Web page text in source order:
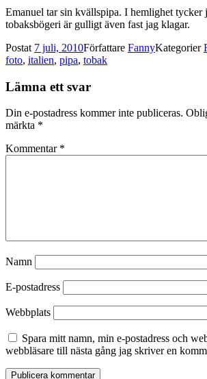
Emanuel tar sin kvällspipa. I hemlighet tycker
tobaksbögeri är gulligt även fast jag klagar.
Postat 7 juli, 2010Författare FannyKategorier
foto, italien, pipa, tobak
Lämna ett svar
Din e-postadress kommer inte publiceras.
märkta *
Kommentar *
Namn
E-postadress
Webbplats
Spara mitt namn, min e-postadress och
webbläsare till nästa gång jag skriver en